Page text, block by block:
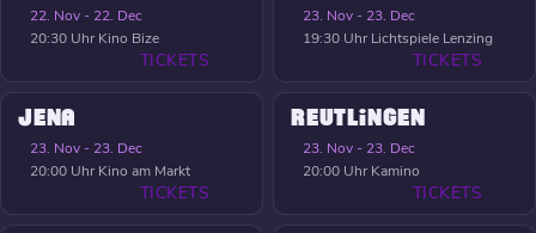
22. Nov - 22. Dec
20:30 Uhr Kino Bize
TICKETS
23. Nov - 23. Dec
19:30 Uhr Lichtspiele Lenzing
TICKETS
JENA
23. Nov - 23. Dec
20:00 Uhr Kino am Markt
TICKETS
REUTLINGEN
23. Nov - 23. Dec
20:00 Uhr Kamino
TICKETS